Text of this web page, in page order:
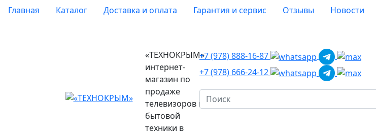
Главная Каталог Доставка и оплата Гарантия и сервис Отзывы Новости
«ТЕХНОКРЫМ»
интернет-
магазин по
продаже
телевизоров и
бытовой
техники в
+7 (978)888-16-87
+7 (978) 666-24-12